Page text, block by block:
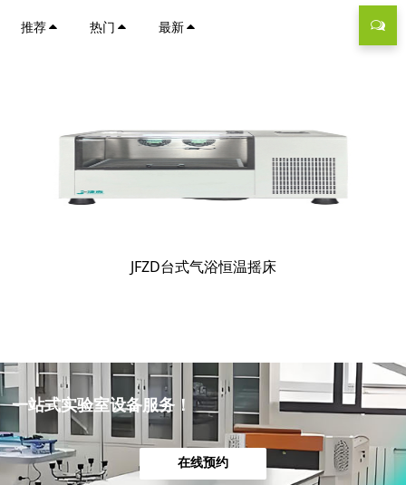
推荐 热门 最新
JFZD台式气浴恒温摇床
一站式实验室设备服务！
在线预约